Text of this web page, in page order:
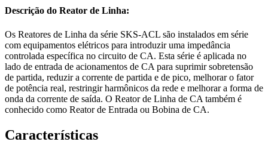
Descrição do Reator de Linha:
Os Reatores de Linha da série SKS-ACL são instalados em série
com equipamentos elétricos para introduzir uma impedância
controlada específica no circuito de CA. Esta série é aplicada no
lado de entrada de acionamentos de CA para suprimir sobretensão
de partida, reduzir a corrente de partida e de pico, melhorar o fator
de potência real, restringir harmônicos da rede e melhorar a forma de
onda da corrente de saída. O Reator de Linha de CA também é
conhecido como Reator de Entrada ou Bobina de CA.
Características